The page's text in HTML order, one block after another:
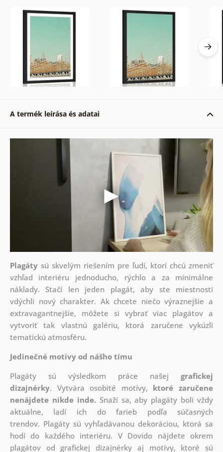
A termék leírása és adatai
Plagátysú skvelým riešením pre ľudí, ktorí chcú zmeniť
vzhľad interiéru jednoducho, rýchlo a za minimálne
náklady. Stačí len jeden plagát, aby ste miestnosti
vdýchli nový charakter. Ak chcete niečo výraznejšie a
extravagantnejšie, môžete si vybrať viac plagátov a
vytvoriť tak vlastnú galériu, ktorá zaručene vykúzli
tematickú atmosféru.
Jedinečné motívy od nášho tímu
Plagáty sú výsledkom práce našejgrafickej
dizajnérky. Vytvára osobité motívy, ktoré zaručene
nenájdete nikde inde.Snaží sa, aby plagáty boli vždy
aktuálne, ladí ich do farieb podľa súčasných
trendov. Plagáty sú vyhľadávanou dekoráciou, ktorá sa
hodí do každého interiéru. V Dovido nájdete okrem
plagátov od grafickej dizajnérky aj motívy, ktoré sú